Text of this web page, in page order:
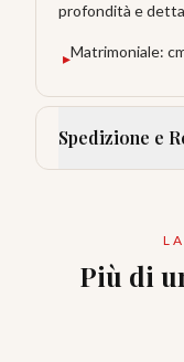
profondità e
▸Matrimoniale:
Spedizione e
Più di